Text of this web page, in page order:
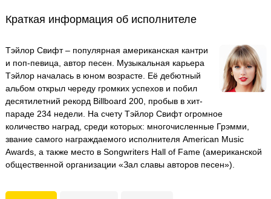
Краткая информация об исполнителе
Тэйлор Свифт – популярная американская кантри
и поп-певица, автор песен. Музыкальная карьера
Тэйлор началась в юном возрасте. Её дебютный
альбом открыл череду громких успехов и побил
десятилетний рекорд Billboard 200, пробыв в хит-
параде 234 недели. На счету Тэйлор Свифт огромное
количество наград, среди которых: многочисленные Грэмми,
звание самого награждаемого исполнителя American Music
Awards, а также место в Songwriters Hall of Fame (американской
общественной организации «Зал славы авторов песен»).